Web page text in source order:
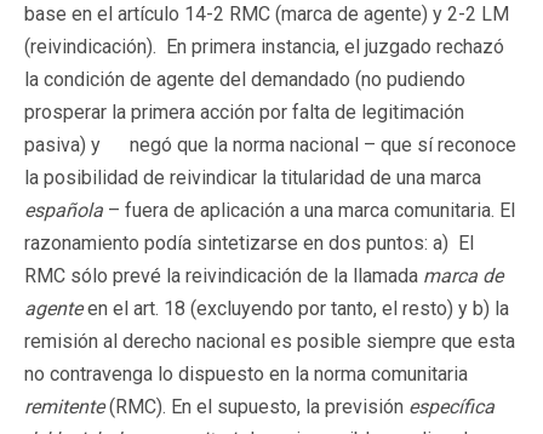
base en el artículo 14-2 RMC (marca de agente) y 2-2 LM
(reivindicación). En primera instancia, el juzgado rechazó
la condición de agente del demandado (no pudiendo
prosperar la primera acción por falta de legitimación
pasiva) y negó que la norma nacional – que sí reconoce
la posibilidad de reivindicar la titularidad de una marca
española – fuera de aplicación a una marca comunitaria. El
razonamiento podía sintetizarse en dos puntos: a) El
RMC sólo prevé la reivindicación de la llamada marca de
agenteen el art. 18 (excluyendo por tanto, el resto) y b) la
remisión al derecho nacional es posible siempre que esta
no contravenga lo dispuesto en la norma comunitaria
remitente(RMC). En el supuesto, la previsión específica